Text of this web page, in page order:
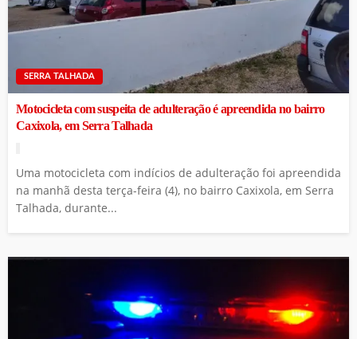
SERRA TALHADA
Motocicleta com suspeita de adulteração é apreendida no bairro
Caxixola, em Serra Talhada
Uma motocicleta com indícios de adulteração foi apreendida
na manhã desta terça-feira (4), no bairro Caxixola, em Serra
Talhada, durante...